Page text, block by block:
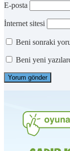
E-posta
İnternet sitesi
Beni sonraki
Beni yeni